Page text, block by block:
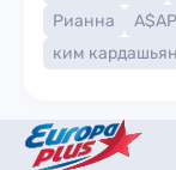
Рианна
ким кардашьян